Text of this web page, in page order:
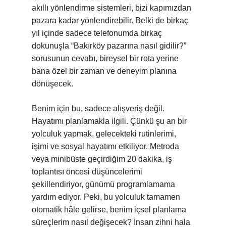
akıllı yönlendirme sistemleri, bizi kapımızdan
pazara kadar yönlendirebilir. Belki de birkaç
yıl içinde sadece telefonumda birkaç
dokunuşla “Bakırköy pazarına nasıl gidilir?”
sorusunun cevabı, bireysel bir rota yerine
bana özel bir zaman ve deneyim planına
dönüşecek.
Benim için bu, sadece alışveriş değil.
Hayatımı planlamakla ilgili. Çünkü şu an bir
yolculuk yapmak, gelecekteki rutinlerimi,
işimi ve sosyal hayatımı etkiliyor. Metroda
veya minibüste geçirdiğim 20 dakika, iş
toplantısı öncesi düşüncelerimi
şekillendiriyor, günümü programlamama
yardım ediyor. Peki, bu yolculuk tamamen
otomatik hâle gelirse, benim içsel planlama
süreçlerim nasıl değişecek? İnsan zihni hala